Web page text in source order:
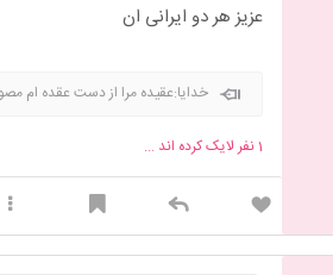
عزیز هر دو ایرانی ان
خدایا:عقیده مرا از دست عقده ام
1نفر لایک کرده اند ...